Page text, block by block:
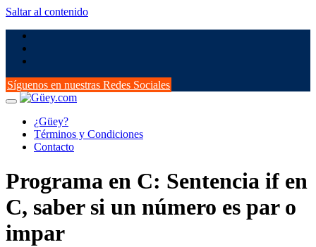
Saltar al contenido
Síguenos en nuestras Redes Sociales
¿Güey?
Términos y Condiciones
Contacto
Programa en C: Sentencia if en
C, saber si un número es par o
impar